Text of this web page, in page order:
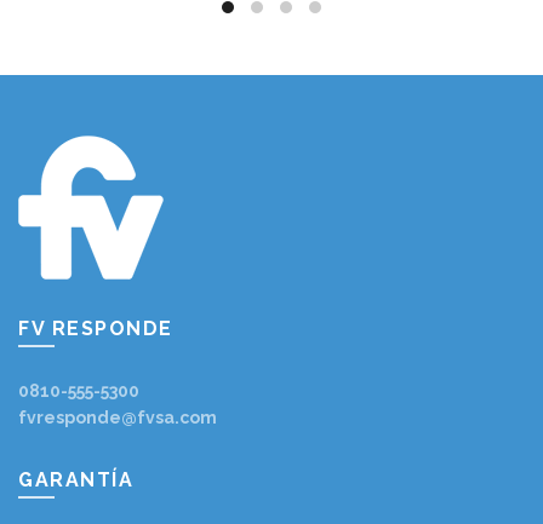
FV RESPONDE
0810-555-5300
fvresponde@fvsa.com
GARANTÍA